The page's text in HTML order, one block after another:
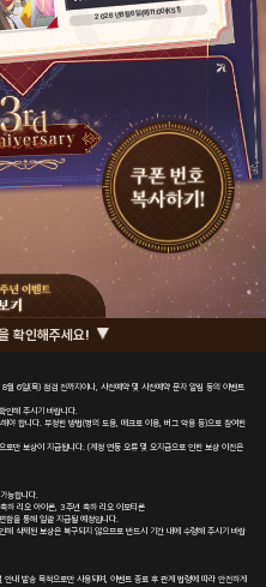
2026년 8월 6일(목) 11:00(KST)
확인해주세요!
6일(목) 점검 전까지이나, 사전예약 및 사전예약 문자 알림 동의 이벤트
인해 주시기 바랍니다.
야 합니다. 부정한 방법(명의 도용, 매크로 이용, 버그 악용 등)으로 참여한
만 보상이 지급됩니다. (계정 연동 오류 및 오지급으로 인한 보상 이전은
능합니다.
하 리오 아이콘, 3주년 축하 리오 이모티콘
을 통해 일괄 지급될 예정입니다.
삭제된 보상은 복구되지 않으므로 반드시 기간 내에 수령해 주시기 바랍
내 발송 목적으로만 사용되며, 이벤트 종료 후 관계 법령에 따라 안전하게